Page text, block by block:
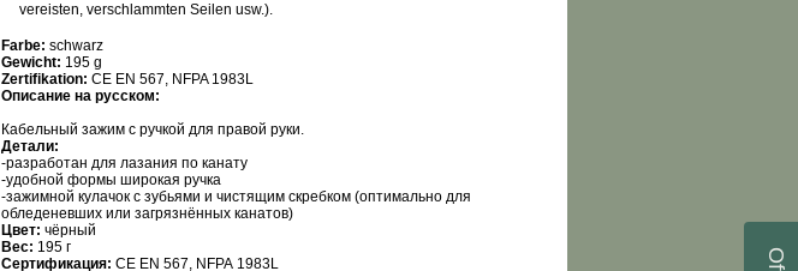
vereisten, verschlammten Seilen usw.).
Farbe: schwarz
Gewicht: 195 g
Zertifikation: CE EN 567, NFPA 1983L
Описание на русском:
Кабельный зажим с ручкой для правой руки.
Детали:
-разработан для лазания по канату
-удобной формы широкая ручка
-зажимной кулачок с зубьями и чистящим скребком (оптимально для
обледеневших или загрязнённых канатов)
Цвет: чёрный
Вес: 195 г
Сертификация: CE EN 567, NFPA 1983L